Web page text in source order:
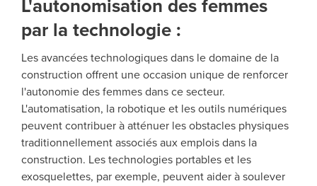
L'autonomisation des femmes
par la technologie :
Les avancées technologiques dans le domaine de la
construction offrent une occasion unique de renforcer
l'autonomie des femmes dans ce secteur.
L'automatisation, la robotique et les outils numériques
peuvent contribuer à atténuer les obstacles physiques
traditionnellement associés aux emplois dans la
construction. Les technologies portables et les
exosquelettes, par exemple, peuvent aider à soulever